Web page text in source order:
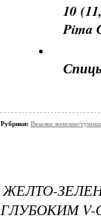
10
Pima
Рубрики: Вязалки женские/
ЖЕЛТО-
ГЛУБОКИМ